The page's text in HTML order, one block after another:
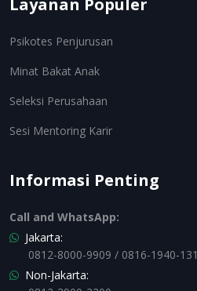
Layanan Populer
Psikotes Penjurusan
Minat Bakat Anak
Seleksi Perusahaan
Sesi Mentoring Karir
Informasi Penting
Call and WhatsApp:
Jakarta:
0812-8000-9909 / 0816-1940-131
Non-Jakarta: